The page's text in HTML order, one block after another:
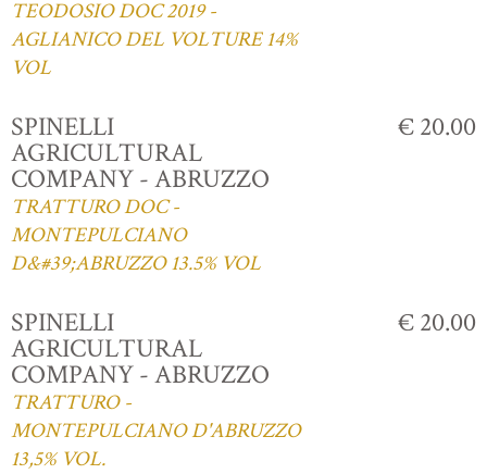
TEODOSIO DOC 2019 -
AGLIANICO DEL VOLTURE 14%
VOL
SPINELLI
AGRICULTURAL
COMPANY - ABRUZZO
TRATTURO DOC -
MONTEPULCIANO
D&#39;ABRUZZO 13.5% VOL
€ 20.00
SPINELLI
AGRICULTURAL
COMPANY - ABRUZZO
TRATTURO -
MONTEPULCIANO D'ABRUZZO
13,5% VOL.
€ 20.00